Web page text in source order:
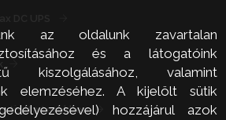
tiszta terekben
az oldalunk zavartalan
és a látogatóink
kiszolgálásához, valamint
elemzéséhez. A kijelölt sütik
hozzájárul azok